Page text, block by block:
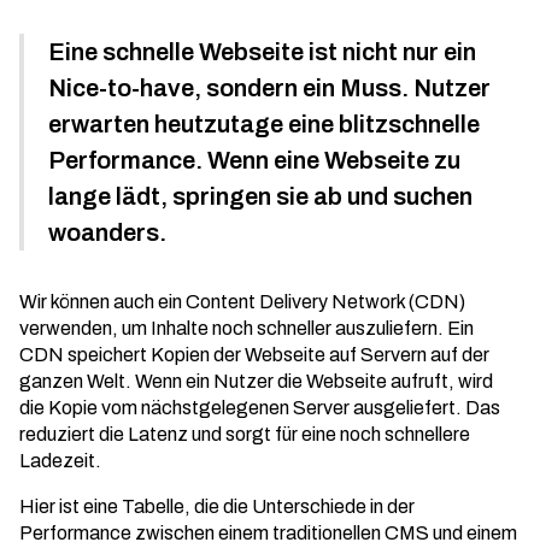
Eine schnelle Webseite ist nicht nur ein
Nice-to-have, sondern ein Muss. Nutzer
erwarten heutzutage eine blitzschnelle
Performance. Wenn eine Webseite zu
lange lädt, springen sie ab und suchen
woanders.
Wir können auch ein Content Delivery Network (CDN)
verwenden, um Inhalte noch schneller auszuliefern. Ein
CDN speichert Kopien der Webseite auf Servern auf der
ganzen Welt. Wenn ein Nutzer die Webseite aufruft, wird
die Kopie vom nächstgelegenen Server ausgeliefert. Das
reduziert die Latenz und sorgt für eine noch schnellere
Ladezeit.
Hier ist eine Tabelle, die die Unterschiede in der
Performance zwischen einem traditionellen CMS und einem